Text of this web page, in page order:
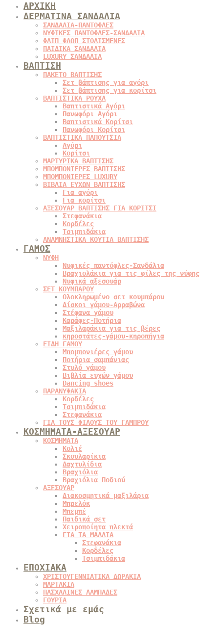
ΑΡΧΙΚΗ
ΔΕΡΜΑΤΙΝΑ ΣΑΝΔΑΛΙΑ
ΣΑΝΔΑΛΙΑ-ΠΑΝΤΟΦΛΕΣ
ΝΥΦΙΚΕΣ ΠΑΝΤΟΦΛΕΣ-ΣΑΝΔΑΛΙΑ
ΦΛΙΠ ΦΛΟΠ ΣΤΟΛΙΣΜΕΝΕΣ
ΠΑΙΔΙΚΑ ΣΑΝΔΑΛΙΑ
LUXURY ΣΑΝΔΑΛΙΑ
ΒΑΠΤΙΣΗ
ΠΑΚΕΤΟ ΒΑΠΤΙΣΗΣ
Σετ βάπτισης για αγόρι
Σετ βάπτισης για κορίτσι
ΒΑΠΤΙΣΤΙΚΑ ΡΟΥΧΑ
Βαπτιστικά Αγόρι
Πανωφόρι Αγόρι
Βαπτιστικά Κορίτσι
Πανωφόρι Κορίτσι
ΒΑΠΤΙΣΤΙΚΑ ΠΑΠΟΥΤΣΙΑ
Αγόρι
Κορίτσι
ΜΑΡΤΥΡΙΚΑ ΒΑΠΤΙΣΗΣ
ΜΠΟΜΠΟΝΙΕΡΕΣ ΒΑΠΤΙΣΗΣ
ΜΠΟΜΠΟΝΙΕΡΕΣ LUXURY
ΒΙΒΛΙΑ ΕΥΧΩΝ ΒΑΠΤΙΣΗΣ
Για αγόρι
Για κορίτσι
ΑΞΕΣΟΥΑΡ ΒΑΠΤΙΣΗΣ ΓΙΑ ΚΟΡΙΤΣΙ
Στεφανάκια
Κορδέλες
Τσιμπιδάκια
ΑΝΑΜΝΗΣΤΙΚΑ ΚΟΥΤΙΑ ΒΑΠΤΙΣΗΣ
ΓΑΜΟΣ
ΝΥΦΗ
Νυφικές παντόφλες-Σανδάλια
Βραχιολάκια για τις φίλες της νύφης
Νυφικά αξεσουάρ
ΣΕΤ ΚΟΥΜΠΑΡΟΥ
Ολοκληρωμένο σετ κουμπάρου
Δίσκοι γάμου-Αρραβώνα
Στέφανα γάμου
Καράφες-Ποτήρια
Μαξιλαράκια για τις βέρες
κηροστάτες-γάμου-κηροπήγια
ΕΙΔΗ ΓΑΜΟΥ
Μπομπονιέρες γάμου
Ποτήρια σαμπάνιας
Στυλό γάμου
Βιβλία ευχών γάμου
Dancing shoes
ΠΑΡΑΝΥΦΑΚΙΑ
Κορδέλες
Τσιμπιδάκια
Στεφανάκια
ΓΙΑ ΤΟΥΣ ΦΙΛΟΥΣ ΤΟΥ ΓΑΜΠΡΟΥ
ΚΟΣΜΗΜΑΤΑ-ΑΞΕΣΟΥΑΡ
ΚΟΣΜΗΜΑΤΑ
Κολιέ
Σκουλαρίκια
Δαχτυλίδια
Βραχιόλια
Βραχιόλια Ποδιού
ΑΞΕΣΟΥΑΡ
Διακοσμητικά μαξιλάρια
Μπρελόκ
Μπεμπέ
Παιδικά σετ
Χειροποίητα πλεκτά
ΓΙΑ ΤΑ ΜΑΛΛΙΑ
Στεφανάκια
Κορδέλες
Τσιμπιδάκια
ΕΠΟΧΙΑΚΑ
ΧΡΙΣΤΟΥΓΕΝΝΙΑΤΙΚΑ ΔΩΡΑΚΙΑ
ΜΑΡΤΑΚΙΑ
ΠΑΣΧΑΛΙΝΕΣ ΛΑΜΠΑΔΕΣ
ΓΟΥΡΙΑ
Σχετικά με εμάς
Blog